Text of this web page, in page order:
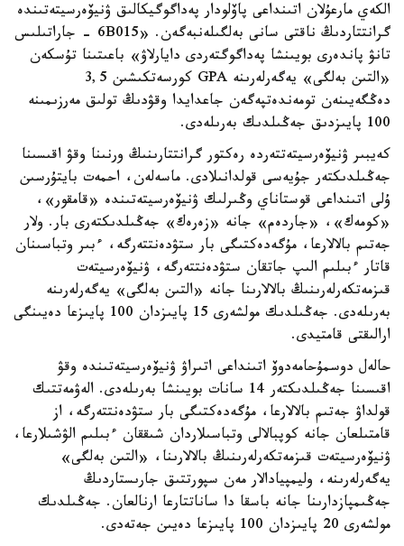
الكەي مارعۇلان اتىنداعى پاۆلودار پەداگوگيكالىق ۋنيۆەرسيتەتىندە
گرانتتاردىڭ ناقتى سانى بەلگىلەنبەگەن. «6B015 - جاراتىلىس
تانۋ پاندەرى بويىنشا پەداگوگتەردى دايارلاۋ» باعىتىنا تۇسكەن
«التىن بەلگى» يەگەرلەرىنە GPA كورسەتكىشىن 3,5
دەڭگەيىنەن تومەندەتپەگەن جاعدايدا وقۋدىڭ تولىق مەرزىمىنە
100 پايىزدىق جەڭىلدىك بەرىلەدى.
كەيبىر ۋنيۆەرسيتەتتەردە رەكتور گرانتتارىنىڭ ورنىنا وقۋ اقىسىنا
جەڭىلدىكتەر جۇيەسى قولدانىلادى. ماسەلەن، احمەت بايتۇرسىن
ۇلى اتىنداعى قوستاناي وڭىرلىك ۋنيۆەرسيتەتىندە «قامقور»،
«كومەك»، «جاردەم» جانە «زەرەك» جەڭىلدىكتەرى بار. ولار
جەتىم بالالارعا، مۇگەدەكتىگى بار ستۋدەنتتەرگە، ءبىر وتباسىنان
قاتار ءبىلىم الىپ جاتقان ستۋدەنتتەرگە، ۋنيۆەرسيتەت
قىزمەتكەرلەرىنىڭ بالالارىنا جانە «التىن بەلگى» يەگەرلەرىنە
بەرىلەدى. جەڭىلدىك مولشەرى 15 پايىزدان 100 پايىزعا دەيىنگى
ارالىقتى قامتيدى.
حالەل دوسمۇحامەدوۆ اتىنداعى اتىراۋ ۋنيۆەرسيتەتىندە وقۋ
اقىسىنا جەڭىلدىكتەر 14 سانات بويىنشا بەرىلەدى. الەۋمەتتىك
قولداۋ جەتىم بالالارعا، مۇگەدەكتىگى بار ستۋدەنتتەرگە، از
قامتىلعان جانە كوپبالالى وتباسىلاردان شىققان ءبىلىم الۋشىلارعا،
ۋنيۆەرسيتەت قىزمەتكەرلەرىنىڭ بالالارىنا، «التىن بەلگى»
يەگەرلەرىنە، وليمپيادالار مەن سپورتتىق جارىستاردىڭ
جەڭىمپازدارىنا جانە باسقا دا ساناتتارعا ارنالعان. جەڭىلدىك
مولشەرى 20 پايىزدان 100 پايىزعا دەيىن جەتەدى.